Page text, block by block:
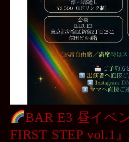
BAR E3 昼イベ
FIRST STEP vol.1